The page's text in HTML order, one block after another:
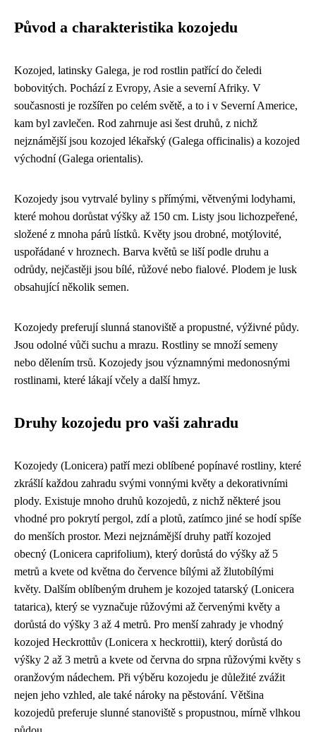
Původ a charakteristika kozojedu
Kozojed, latinsky Galega, je rod rostlin patřící do čeledi
bobovitých. Pochází z Evropy, Asie a severní Afriky. V
současnosti je rozšířen po celém světě, a to i v Severní Americe,
kam byl zavlečen. Rod zahrnuje asi šest druhů, z nichž
nejznámější jsou kozojed lékařský (Galega officinalis) a kozojed
východní (Galega orientalis).
Kozojedy jsou vytrvalé byliny s přímými, větvenými lodyhami,
které mohou dorůstat výšky až 150 cm. Listy jsou lichozpeřené,
složené z mnoha párů lístků. Květy jsou drobné, motýlovité,
uspořádané v hroznech. Barva květů se liší podle druhu a
odrůdy, nejčastěji jsou bílé, růžové nebo fialové. Plodem je lusk
obsahující několik semen.
Kozojedy preferují slunná stanoviště a propustné, výživné půdy.
Jsou odolné vůči suchu a mrazu. Rostliny se množí semeny
nebo dělením trsů. Kozojedy jsou významnými medonosnými
rostlinami, které lákají včely a další hmyz.
Druhy kozojedu pro vaši zahradu
Kozojedy (Lonicera) patří mezi oblíbené popínavé rostliny, které
zkrášlí každou zahradu svými vonnými květy a dekorativními
plody. Existuje mnoho druhů kozojedů, z nichž některé jsou
vhodné pro pokrytí pergol, zdí a plotů, zatímco jiné se hodí spíše
do menších prostor. Mezi nejznámější druhy patří kozojed
obecný (Lonicera caprifolium), který dorůstá do výšky až 5
metrů a kvete od května do července bílými až žlutobílými
květy. Dalším oblíbeným druhem je kozojed tatarský (Lonicera
tatarica), který se vyznačuje růžovými až červenými květy a
dorůstá do výšky 3 až 4 metrů. Pro menší zahrady je vhodný
kozojed Heckrottův (Lonicera x heckrottii), který dorůstá do
výšky 2 až 3 metrů a kvete od června do srpna růžovými květy s
oranžovým nádechem. Při výběru kozojedu je důležité zvážit
nejen jeho vzhled, ale také nároky na pěstování. Většina
kozojedů preferuje slunné stanoviště s propustnou, mírně vlhkou